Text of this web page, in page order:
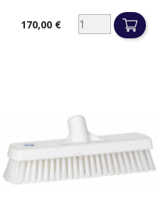
170,00 €